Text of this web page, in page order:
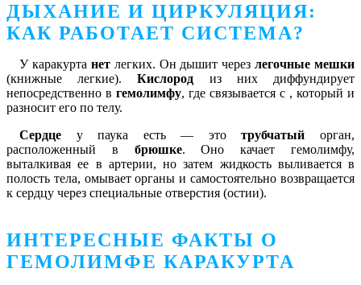
ДЫХАНИЕ И ЦИРКУЛЯЦИЯ:
КАК РАБОТАЕТ СИСТЕМА?
У каракурта нетлегких. Он дышит черезлегочные мешки
(книжные легкие).Кислород из них диффундирует
непосредственно в гемолимфу, где связывается с , который и
разносит его по телу.
Сердце у паука есть — этотрубчатый орган,
расположенный в брюшке. Оно качает гемолимфу,
выталкивая ее в артерии, но затем жидкость выливается в
полость тела, омывает органы и самостоятельно возвращается
к сердцу через специальные отверстия (остии).
ИНТЕРЕСНЫЕ ФАКТЫ О
ГЕМОЛИМФЕ КАРАКУРТА